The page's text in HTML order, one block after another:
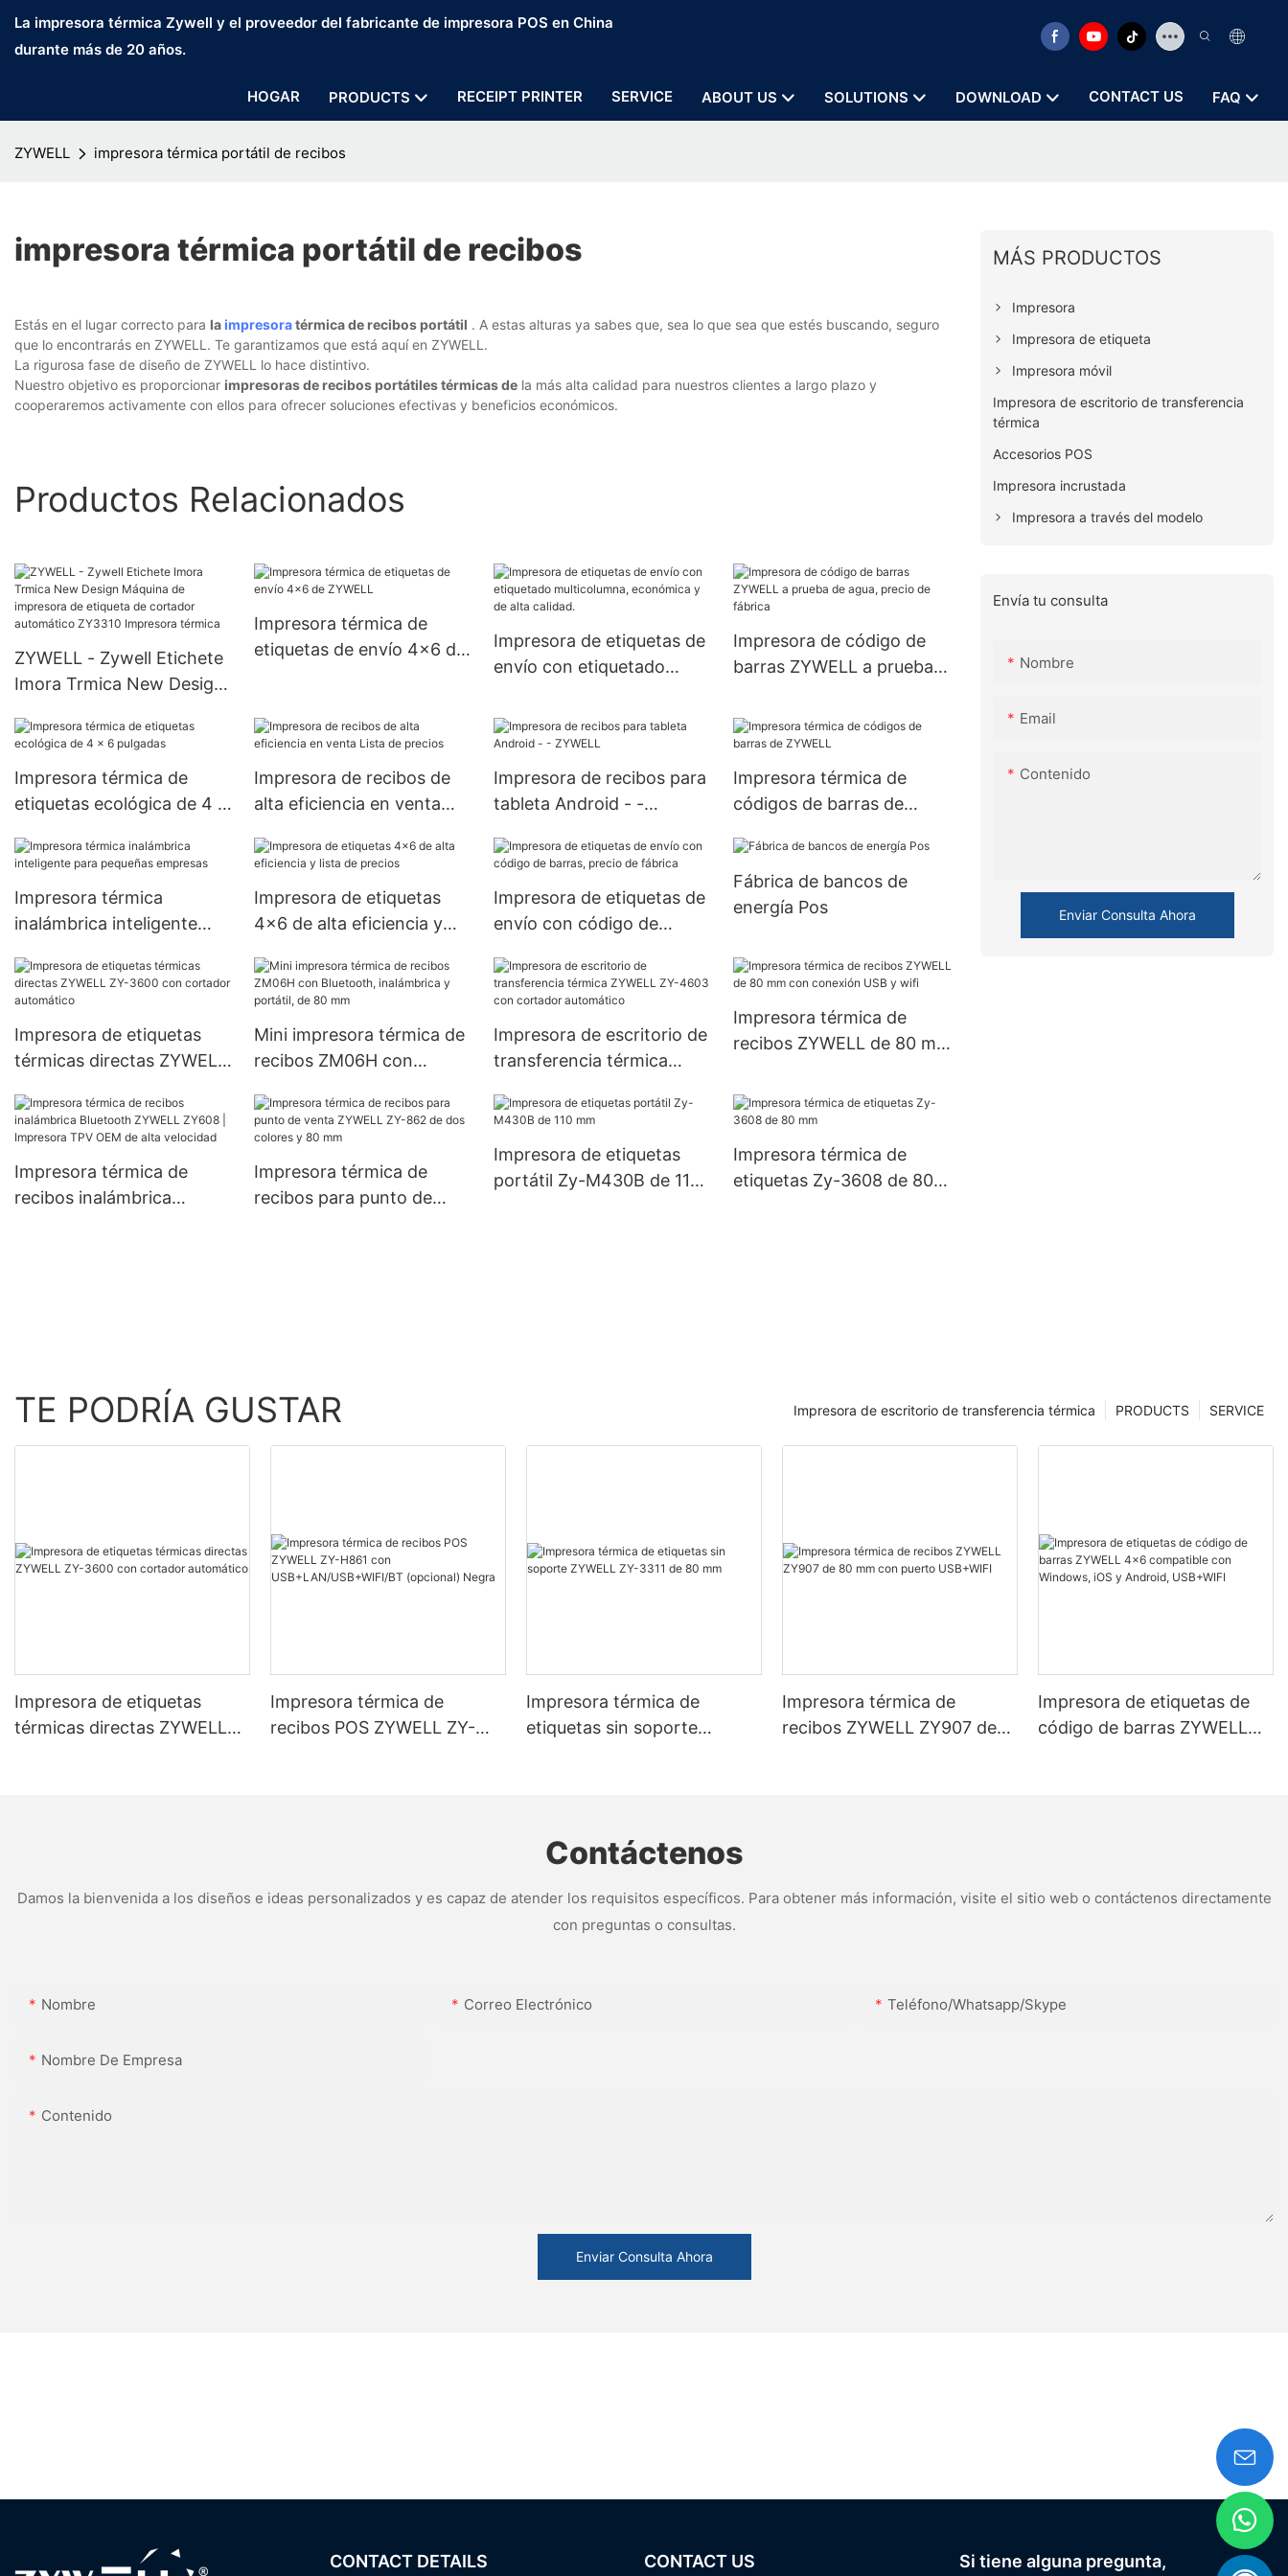
La impresora térmica Zywell y el proveedor del fabricante de impresora POS en China
durante más de 20 años.
HOGAR PRODUCTS RECEIPT PRINTER SERVICE ABOUT US SOLUTIONS DOWNLOAD CONTACT US FAQ
ZYWELL impresora térmica portátil de recibos
impresora térmica portátil de recibos
Estás en el lugar correcto para laimpresoratérmica de recibos portátil . A estas alturas ya sabes que, sea lo que sea que estés buscando, seguro
que lo encontrarás en ZYWELL. Te garantizamos que está aquí en ZYWELL.
La rigurosa fase de diseño de ZYWELL lo hace distintivo.
Nuestro objetivo es proporcionar impresoras de recibos portátiles térmicas de la más alta calidad para nuestros clientes a largo plazo y
cooperaremos activamente con ellos para ofrecer soluciones efectivas y beneficios económicos.
Productos Relacionados
ZYWELL - Zywell Etichete
Imora Trmica New Design
etiqueta de cortador
Impresora térmica
Impresora térmica de
etiquetas de envío 4x6 de
Impresora de etiquetas de
envío con etiquetado
y de alta calidad.
Impresora de código de
barras ZYWELL a prueba
Impresora térmica de
etiquetas ecológica de 4 x
Impresora de recibos de
alta eficiencia en venta
Impresora de recibos para
tableta Android - -
Impresora térmica de
códigos de barras de
Impresora térmica
inalámbrica inteligente
Impresora de etiquetas
4x6 de alta eficiencia y
Impresora de etiquetas de
envío con código de
Fábrica de bancos de
energía Pos
Impresora de etiquetas
térmicas directas ZYWELL
automático
Mini impresora térmica de
recibos ZM06H con
portátil, de 80 mm
Impresora de escritorio de
transferencia térmica
cortador automático
Impresora térmica de
recibos ZYWELL de 80 mm
Impresora térmica de
recibos inalámbrica
Impresora térmica de
recibos para punto de
Impresora de etiquetas
portátil Zy-M430B de 110
Impresora térmica de
etiquetas Zy-3608 de 80
MÁS PRODUCTOS
Impresora
Impresora de etiqueta
Impresora móvil
Impresora de escritorio de transferencia
térmica
Accesorios POS
Impresora incrustada
Impresora a través del modelo
Envía tu consulta
Nombre
Email
Contenido
Enviar Consulta Ahora
TE PODRÍA GUSTAR SERVICE
PRODUCTS
Impresora de escritorio de transferencia térmica
Impresora de etiquetas
térmicas directas ZYWELL
Impresora térmica de
recibos POS ZYWELL ZY-
Impresora térmica de
etiquetas sin soporte
Impresora térmica de
recibos ZYWELL ZY907 de
Impresora de etiquetas de
código de barras ZYWELL
Contáctenos
Damos la bienvenida a los diseños e ideas personalizados y es capaz de atender los requisitos específicos. Para obtener más información, visite el sitio web o contáctenos directamente
con preguntas o consultas.
Nombre Correo Electrónico Teléfono/whatsapp/skype
Nombre De Empresa
Contenido
Enviar Consulta Ahora
CONTACT DETAILS CONTACT US Si tiene alguna pregunta,